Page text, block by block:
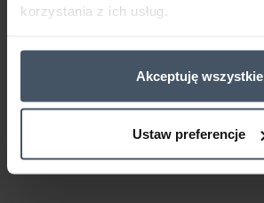
korzystania z ich usług.
Akceptuję wszystkie
Ustaw preferencje